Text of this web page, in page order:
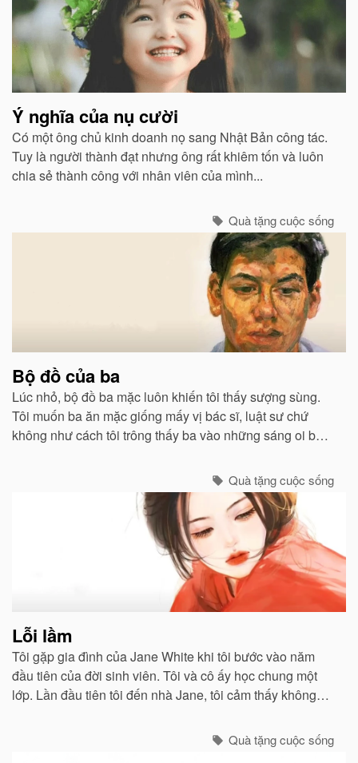
Ý nghĩa của nụ cười
Có một ông chủ kinh doanh nọ sang Nhật Bản công tác.
Tuy là người thành đạt nhưng ông rất khiêm tốn và luôn
chia sẻ thành công với nhân viên của mình...
Quà tặng cuộc sống
Bộ đồ của ba
Lúc nhỏ, bộ đồ ba mặc luôn khiến tôi thấy sượng sùng.
Tôi muốn ba ăn mặc giống mấy vị bác sĩ, luật sư chứ
không như cách tôi trông thấy ba vào những sáng oi bức
Quà tặng cuộc sống
Lỗi lầm
Tôi gặp gia đình của Jane White khi tôi bước vào năm
đầu tiên của đời sinh viên. Tôi và cô ấy học chung một
lớp. Lần đầu tiên tôi đến nhà Jane, tôi cảm thấy không
Quà tặng cuộc sống